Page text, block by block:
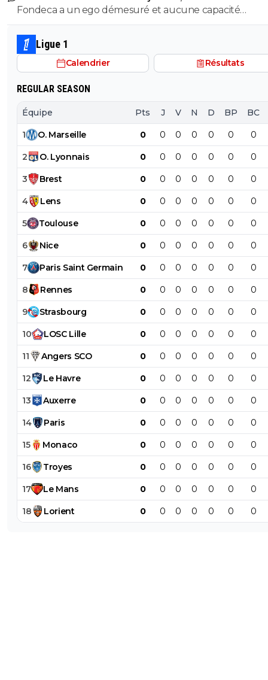
coach qui va jamais se remettre en question.
Fondeca a un ego démesuré et aucune capacité
d’autocritique. Il devient fatiguant.
Ligue 1
Calendrier Résultats
REGULAR SEASON
Équipe Pts J V N D BP BC
1 O. Marseille 0 0 0 0 0 0 0
2 O. Lyonnais 0 0 0 0 0 0 0
3 Brest 0 0 0 0 0 0 0
4 Lens 0 0 0 0 0 0 0
5 Toulouse 0 0 0 0 0 0 0
6 Nice 0 0 0 0 0 0 0
7 Paris Saint Germain 0 0 0 0 0 0 0
8 Rennes 0 0 0 0 0 0 0
9 Strasbourg 0 0 0 0 0 0 0
10 LOSC Lille 0 0 0 0 0 0 0
11 Angers SCO 0 0 0 0 0 0 0
12 Le Havre 0 0 0 0 0 0 0
13 Auxerre 0 0 0 0 0 0 0
14 Paris 0 0 0 0 0 0 0
15 Monaco 0 0 0 0 0 0 0
16 Troyes 0 0 0 0 0 0 0
17 Le Mans 0 0 0 0 0 0 0
18 Lorient 0 0 0 0 0 0 0